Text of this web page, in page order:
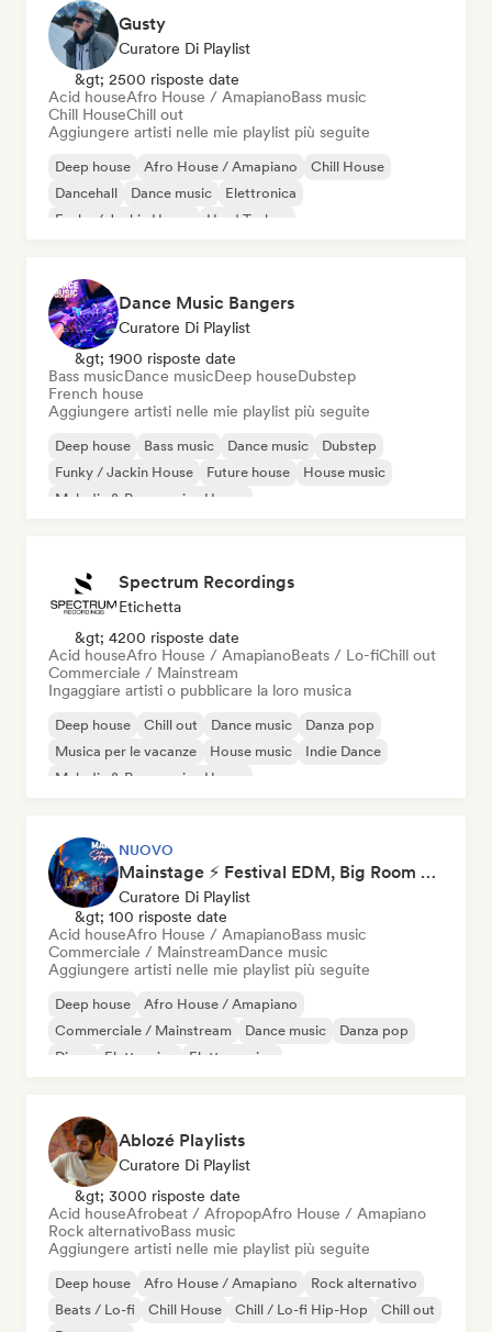
Gusty
Curatore Di Playlist
&gt; 2500 risposte date
Acid houseAfro House / AmapianoBass music
Chill HouseChill out
Aggiungere artisti nelle mie playlist più seguite
Deep house Afro House / Amapiano
Chill House
Dancehall
Dance music
Elettronica
Funky / Jackin House
Hard Techno
Dance Music Bangers
Curatore Di Playlist
&gt; 1900 risposte date
Bass musicDance musicDeep houseDubstep
French house
Aggiungere artisti nelle mie playlist più seguite
Deep house Bass music Dance music
Dubstep
Funky / Jackin House
Future house
House music
Melodic & Progressive House
Spectrum Recordings
Etichetta
&gt; 4200 risposte date
Acid houseAfro House / AmapianoBeats / Lo-fiChill out
Commerciale / Mainstream
Ingaggiare artisti o pubblicare la loro musica
Deep house Chill out Dance music
Danza pop
Musica per le vacanze
House music
Indie Dance
Melodic & Progressive House
NUOVO
Mainstage ⚡ Festival EDM, Big Room & House Anthems
Curatore Di Playlist
&gt; 100 risposte date
Acid houseAfro House / AmapianoBass music
Commerciale / MainstreamDance music
Aggiungere artisti nelle mie playlist più seguite
Deep house
Afro House / Amapiano
Commerciale / Mainstream
Dance music
Danza pop
Disco
Elettronica Elettro swing
Ablozé Playlists
Curatore Di Playlist
&gt; 3000 risposte date
Acid houseAfrobeat / AfropopAfro House / Amapiano
Rock alternativoBass music
Aggiungere artisti nelle mie playlist più seguite
Deep house Afro House / Amapiano
Rock alternativo
Beats / Lo-fi
Chill House Chill / Lo-fi Hip-Hop
Chill out